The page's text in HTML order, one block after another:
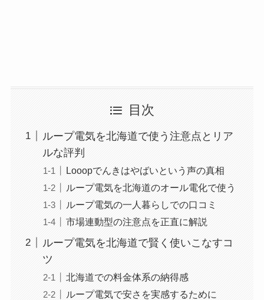
目次
ループ電気を北海道で使う注意点とリア
ルな評判
Looopでんきはやばいという声の真相
ループ電気を北海道のオール電化で使う
ループ電気の一人暮らしでの口コミ
市場連動型の注意点を正直に解説
ループ電気を北海道で賢く使いこなすコ
ツ
北海道での料金体系の納得感
ループ電気で安さを実感するために